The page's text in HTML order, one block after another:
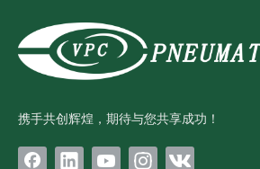
携手共创辉煌，期待与您共享成功！